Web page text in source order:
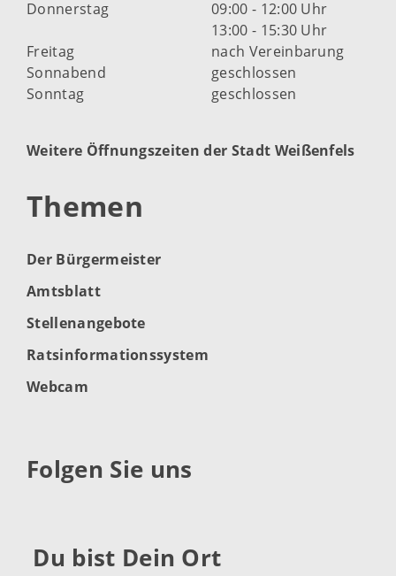
Donnerstag
09:00 - 12:00 Uhr
13:00 - 15:30 Uhr
Freitag
nach Vereinbarung
Sonnabend
geschlossen
Sonntag
geschlossen
Weitere Öffnungszeiten der Stadt Weißenfels
Themen
Der Bürgermeister
Amtsblatt
Stellenangebote
Ratsinformationssystem
Webcam
Folgen Sie uns
Du bist Dein Ort